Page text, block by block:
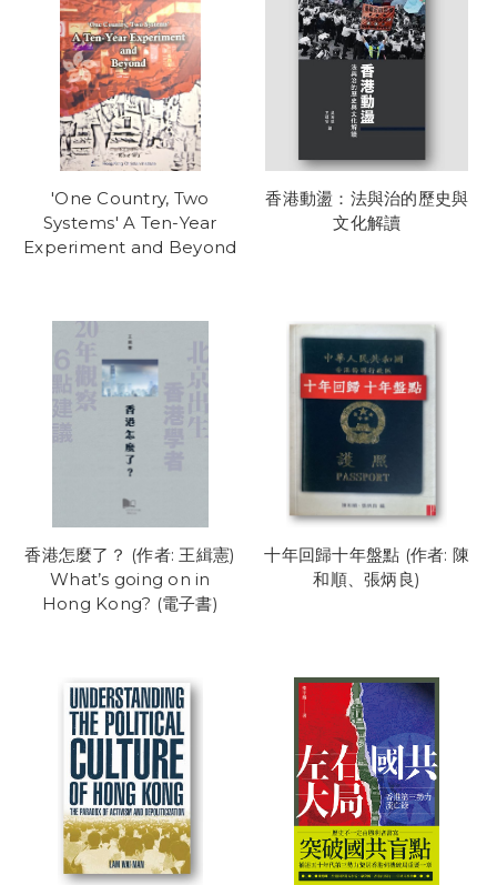
'One Country, Two
Systems' A Ten-Year
Experiment and Beyond
香港動盪：法與治的歷史與
文化解讀
香港怎麼了？ (作者: 王緝憲)
What’s going on in
Hong Kong? (電子書)
十年回歸十年盤點 (作者: 陳
和順、張炳良)